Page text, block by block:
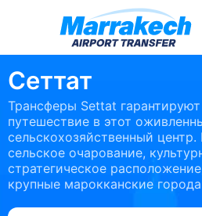
Сеттат
Трансферы Settat
путешествие в этот
сельскохозяйственный центр.
сельское очарование,
стратегическое
крупные марокканские